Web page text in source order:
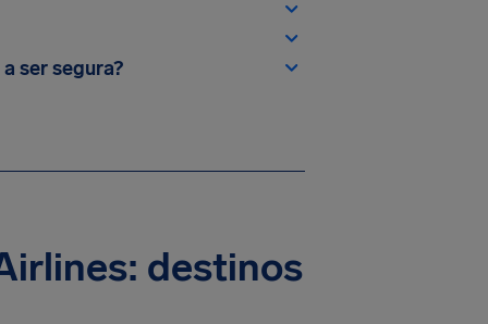
ser segura?
destinos